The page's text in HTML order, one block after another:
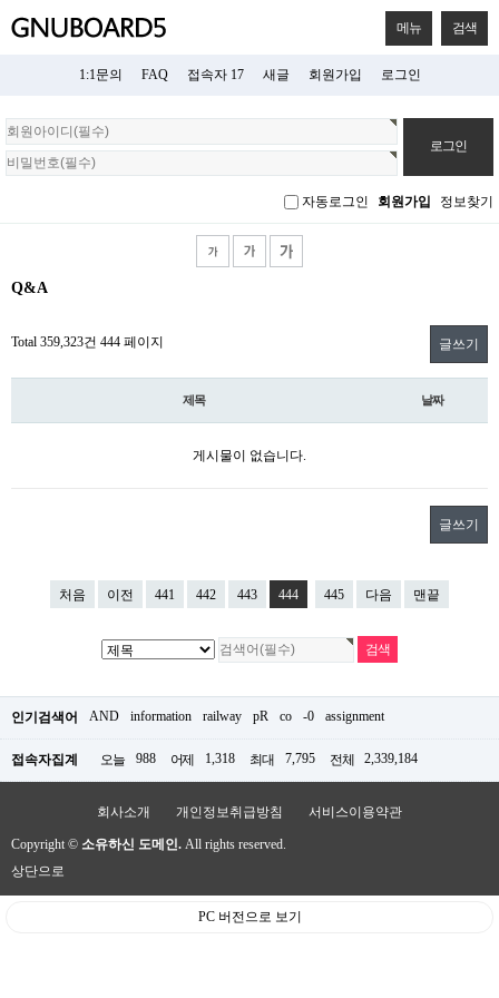
메뉴 검색
1:1문의 FAQ 접속자 17 새글 회원가입 로그인
회
원
로
자동로그인 회원가입 정보찾기
Q&A
Total 359,323건 444 페이지 글쓰기
제목 날짜
게시물이 없습니다.
글쓰기
처음 이전 441 442 443 444 445 다음 맨끝
인기검색어 AND information railway pR co -0 assignment
접속자집계 오늘 988 어제 1,318 최대 7,795 전체 2,339,184
회사소개 개인정보취급방침 서비스이용약관
Copyright © 소유하신 도메인. All rights reserved.
상단으로
PC 버전으로 보기